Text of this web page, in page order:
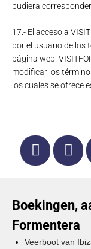
pudiera
17.- El acceso a
por el usuario de los
página web.
modificar los
los cuales se ofrece
Boekingen,
Formentera
Veerboot van